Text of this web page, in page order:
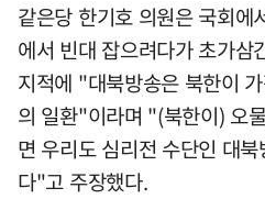
같은당 한기호 의원은 국회
에서 빈대 잡으려다가 초가삼
지적에 "대북방송은 북한이
의 일환"이라며 "(북한이) 오
면 우리도 심리전 수단인 대
다"고 주장했다.